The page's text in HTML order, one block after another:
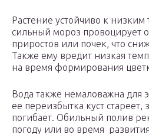
Растение устойчиво к низким
сильный мороз провоцирует
приростов или почек, что
Также ему вредит низкая
на время формирования
Вода также немаловажна для
ее переизбытка куст стареет,
погибает. Обильный полив
погоду или во время